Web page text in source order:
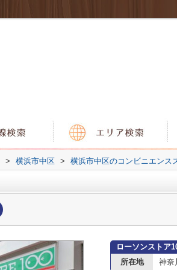
> 横浜市中区 > 横浜市中区のコンビニエンス
ローソンストア
所在地
神奈